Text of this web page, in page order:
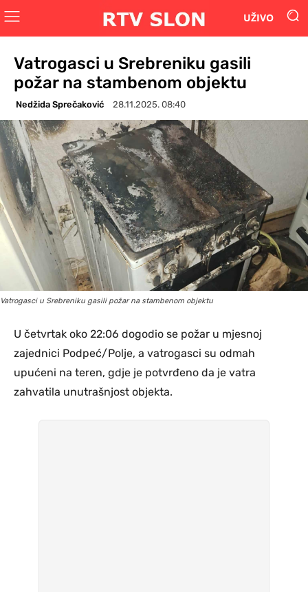
UŽIVO
Vatrogasci u Srebreniku gasili
požar na stambenom objektu
Nedžida Sprečaković 28.11.2025. 08:40
Vatrogasci u Srebreniku gasili požar na stambenom objektu
U četvrtak oko 22:06 dogodio se požar u mjesnoj
zajednici Podpeć/Polje, a vatrogasci su odmah
upućeni na teren, gdje je potvrđeno da je vatra
zahvatila unutrašnjost objekta.